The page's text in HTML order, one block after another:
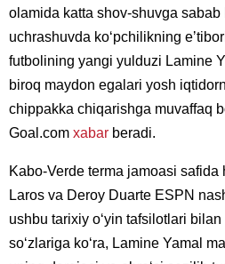
olamida katta shov-shuvga sabab
uchrashuvda koʻpchilikning
futbolining yangi yulduzi Lamine
biroq maydon egalari yosh
chippakka chiqarishga muvaffaq
Goal.com xabar beradi.
Kabo-Verde terma jamoasi
Laros va Deroy Duarte ESPN
ushbu tarixiy oʻyin tafsilotlari
soʻzlariga koʻra, Lamine Yamal